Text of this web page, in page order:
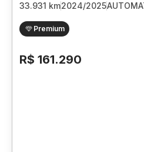
33.931 km2024/2025
Premium
R$ 161.290